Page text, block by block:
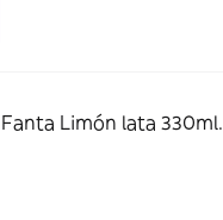
Fanta Limón lata 330ml.